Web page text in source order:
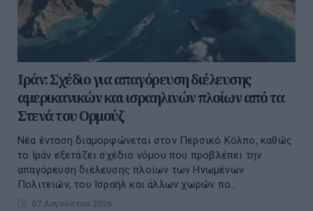
Ιράν: Σχέδιο για απαγόρευση διέλευσης
αμερικανικών και ισραηλινών πλοίων από τα
Στενά του Ορμούζ
Νέα ένταση διαμορφώνεται στον Περσικό Κόλπο, καθώς
το Ιράν εξετάζει σχέδιο νόμου που προβλέπει την
απαγόρευση διέλευσης πλοίων των Ηνωμένων
Πολιτειών, του Ισραήλ και άλλων χωρών πο...
07 Αυγούστου 2026